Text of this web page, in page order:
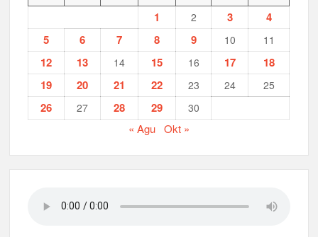
1 2 3
4
5
6 7 8 9 10 11
12 13 14 15 16 17
18
19
20 21 22 23 24 25
26 27 28 29 30
« Agu Okt »